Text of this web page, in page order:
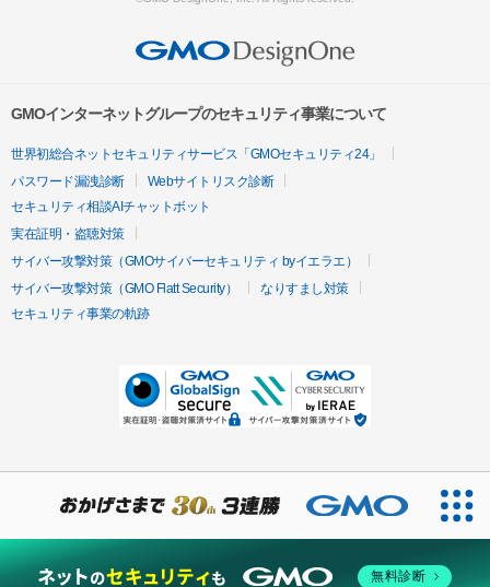
GMOインターネットグループのセキュリティ事業について
世界初総合ネットセキュリティサービス「GMOセキュリティ24」
パスワード漏洩診断
Webサイトリスク診断
セキュリティ相談AIチャットボット
実在証明・盗聴対策
サイバー攻撃対策（GMOサイバーセキュリティ byイエラエ）
サイバー攻撃対策（GMO Flatt Security）
なりすまし対策
セキュリティ事業の軌跡
無料診断